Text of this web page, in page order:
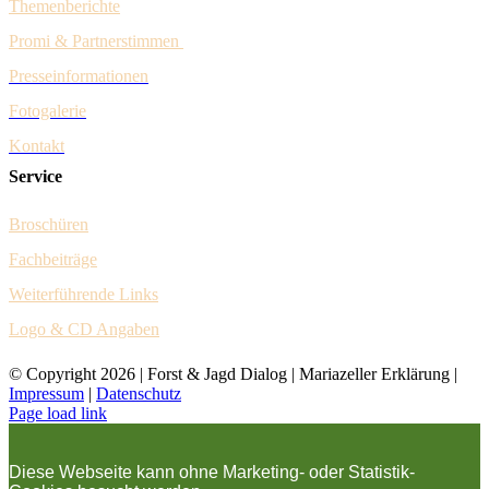
Themenberichte
Promi & Partnerstimmen
Presseinformationen
Fotogalerie
Kontakt
Service
Broschüren
Fachbeiträge
Weiterführende Links
Logo & CD Angaben
© Copyright 2026 | Forst & Jagd Dialog | Mariazeller Erklärung |
Impressum | Datenschutz
Page load link
Diese Webseite kann ohne Marketing- oder Statistik-